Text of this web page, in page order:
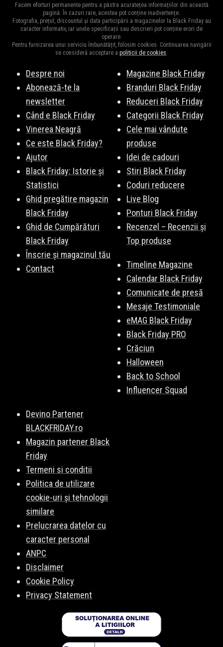
newsletter!
reduceri din an la mii de produse.Vezi Aicio parte din produsele
vedetă. Fiți pe fază, vă vom ține la curent cu surprizele
Librarie.net de Black Friday 2026.
Facem eforturi permanente pentru a păstra acuratețea informațiilor din această
pagină. În cazuri rare, acestea pot conține inadvertențe.
Fotografia, prețul, discountul și data participării a magazinelor la Black Friday au
caracter informativ, iar unele specificații sau descrieri pot conține erori de
operare.
Pentru furnizarea unui serviciu îmbunătățit, folosim cookies. Continuarea navigării
se consideră acceptare a politicii de cookies.
Despre noi
Abonează-te la
newsletter
Când e Black Friday
Vinerea Neagră
Ce este Black Friday?
Ajutor
Black Friday: Istorie și
Statistici
Ghid pregătire magazin
Black Friday
Ghid de Cumpărături
Black Friday
Înscrie și magazinul tău
Contact
Magazine Black Friday
Branduri Black Friday
Reduceri Black Friday
Categorii Black Friday
Cele mai vândute
produse
Idei de cadouri
Stiri Black Friday
Coduri reducere
Live Blog
Ponturi Black Friday
Recenzel – Recenzii și
Top produse
Timeline Magazine
Calendar Black Friday
Comunicate de presă
Mesaje Testimoniale
eMAG Black Friday
Black Friday PRO
Crăciun
Halloween
Back to School
Influencer Squad
Devino Partener
BLACKFRIDAY.ro
Magazin partener Black
Friday
Termeni si conditii
Politica de utilizare
cookie-uri și tehnologii
similare
Prelucrarea datelor cu
caracter personal
ANPC
Disclaimer
Cookie Policy
Privacy Statement